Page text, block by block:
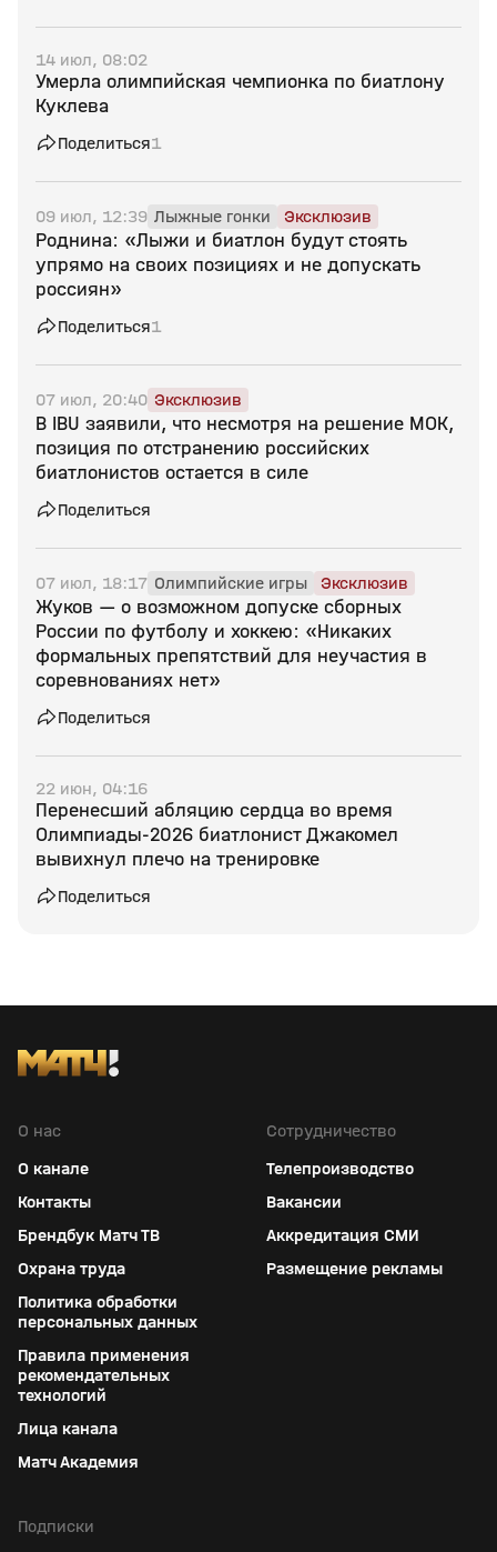
14 июл, 08:02
Умерла олимпийская чемпионка по биатлону
Куклева
Поделиться1
09 июл, 12:39 Лыжные гонки Эксклюзив
Роднина: «Лыжи и биатлон будут стоять
упрямо на своих позициях и не допускать
россиян»
Поделиться1
07 июл, 20:40 Эксклюзив
В IBU заявили, что несмотря на решение МОК,
позиция по отстранению российских
биатлонистов остается в силе
Поделиться
07 июл, 18:17 Олимпийские игры Эксклюзив
Жуков — о возможном допуске сборных
России по футболу и хоккею: «Никаких
формальных препятствий для неучастия в
соревнованиях нет»
Поделиться
22 июн, 04:16
Перенесший абляцию сердца во время
Олимпиады‑2026 биатлонист Джакомел
вывихнул плечо на тренировке
Поделиться
О нас
О канале
Контакты
Брендбук Матч ТВ
Охрана труда
Политика обработки
персональных данных
Правила применения
рекомендательных
технологий
Лица канала
Матч Академия
Сотрудничество
Телепроизводство
Вакансии
Аккредитация СМИ
Размещение рекламы
Подписки